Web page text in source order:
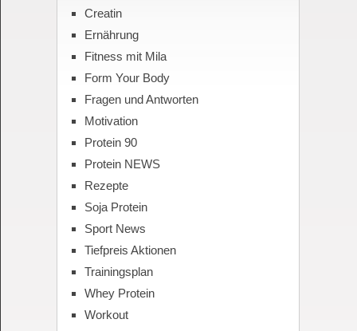
Creatin
Ernährung
Fitness mit Mila
Form Your Body
Fragen und Antworten
Motivation
Protein 90
Protein NEWS
Rezepte
Soja Protein
Sport News
Tiefpreis Aktionen
Trainingsplan
Whey Protein
Workout